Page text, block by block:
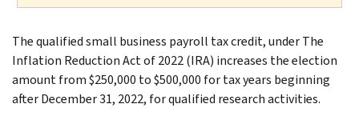
The qualified small business payroll tax credit, under The
Inflation Reduction Act of 2022 (IRA) increases the election
amount from $250,000 to $500,000 for tax years beginning
after December 31, 2022, for qualified research activities.